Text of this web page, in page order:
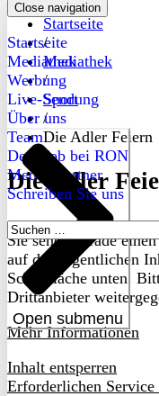
Close navigation
Startseite
Mediathek
Werbung
Live-Sendung
Über uns
Open submenu
Team
Dein Job bei RON
Medienpartner
Schreiben Sie uns
Suchen
nach:
Startseite
/
Mediathek
/
Sport
/
Die Adler Feiern
Die Adler
Sie sehen gerade
auf den eigentlichen
Schaltfläche unten.
Drittanbieter
Mehr Informationen
Inhalt entsperren
Erforderlichen Service